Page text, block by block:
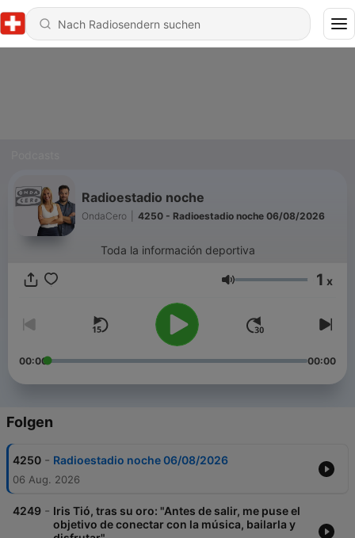
Radioestadio noche
OndaCero 4250 - Radioestadio noche 06/08/2026
Toda la información deportiva
Lautstärke 1 x
00:00 00:00
Folgen
4250 - Radioestadio noche 06/08/2026
06 Aug. 2026
4249 - Iris Tió, tras su oro: "Antes de salir, me puse el
objetivo de conectar con la música, bailarla y